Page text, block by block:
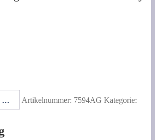
... Artikelnummer: 7594AG Kategorie: